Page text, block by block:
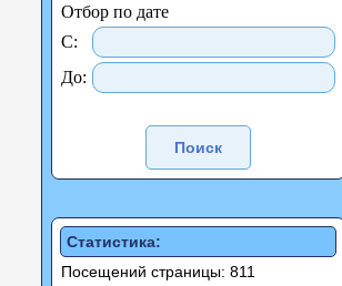
Отбор по дате
С:
До:
Статистика:
Посещений страницы: 811